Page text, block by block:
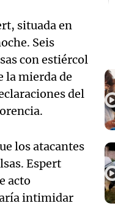
situada en
Seis
con estiércol
la mierda de
del
los atacantes
Espert
acto
intimidar